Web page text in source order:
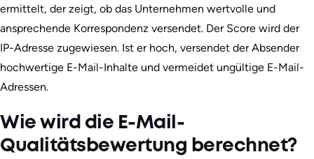
ermittelt, der zeigt, ob das Unternehmen wertvolle und
ansprechende Korrespondenz versendet. Der Score wird der
IP-Adresse zugewiesen. Ist er hoch, versendet der Absender
hochwertige E-Mail-Inhalte und vermeidet ungültige E-Mail-
Adressen.
Wie wird die E-Mail-
Qualitätsbewertung berechnet?